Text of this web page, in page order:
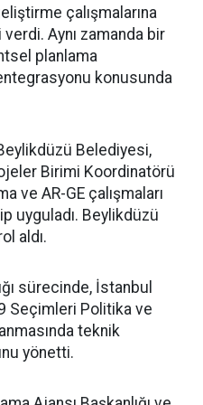
çalışmalarına
Aynı zamanda bir
planlama
konusunda
Belediyesi,
Birimi Koordinatörü
ve AR-GE çalışmaları
uyguladı. Beylikdüzü
aldı.
sürecinde, İstanbul
Seçimleri Politika ve
teknik
yönetti.